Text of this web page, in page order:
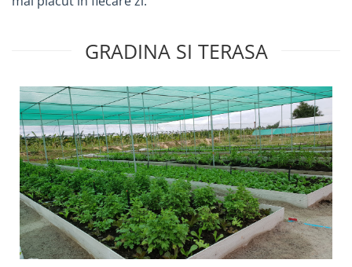
Dispozitive pentru tevi
lemnului
Masini de gaurit si insurubat
Polizoare
Pistoale de vopsit
Pistoale si capsatoare
Compresoare de aer
Generatoare de curent electric
GRADINA SI TERASA